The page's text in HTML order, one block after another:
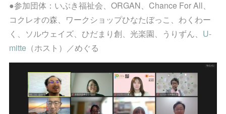
●参加団体：いぶき福祉会、ORGAN、Chance For All、
コクレオの森、ワークショップひなたぼっこ、わくわー
く、ソルウェイズ、ひだまり創、光楽園、うりずん、 U-
mitte （ホスト）／めぐる